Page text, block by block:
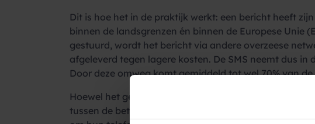
Dit is hoe het in de praktijk werkt: een bericht heeft
binnen de landsgrenzen én binnen de Europese Unie
gestuurd, wordt het bericht via andere overzeese
afgeleverd tegen lagere kosten. De SMS neemt dus
Door deze omweg komt gemiddeld tot wel 70% van
Hoewel het gebruik van grey routes technisch gezien
tussen de betrokken netwerken niet hoeft te betalen.